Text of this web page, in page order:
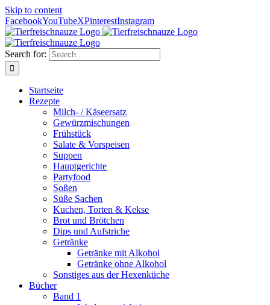
Skip to content
FacebookYouTubeXPinterestInstagram
Search for:
Startseite
Rezepte
Milch- / Käseersatz
Gewürzmischungen
Frühstück
Salate & Vorspeisen
Suppen
Hauptgerichte
Partyfood
Soßen
Süße Sachen
Kuchen, Torten & Kekse
Brot und Brötchen
Dips und Aufstriche
Getränke
Getränke mit Alkohol
Getränke ohne Alkohol
Sonstiges aus der Hexenküche
Bücher
Band 1